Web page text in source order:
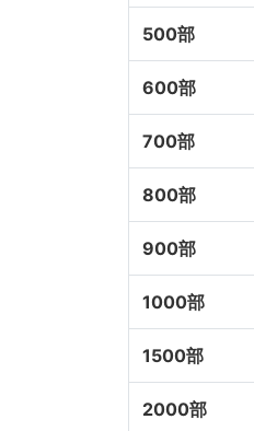
500部
600部
700部
800部
900部
1000部
1500部
2000部